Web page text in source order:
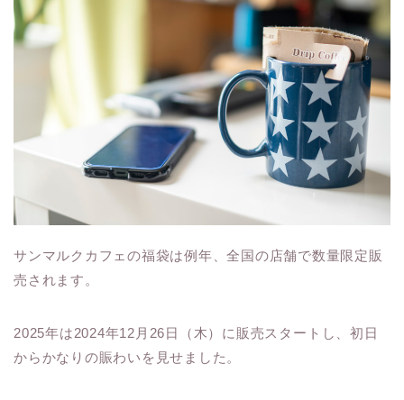
サンマルクカフェの福袋は例年、全国の店舗で数量限定販
売されます。
2025年は2024年12月26日（木）に販売スタートし、初日
からかなりの賑わいを見せました。